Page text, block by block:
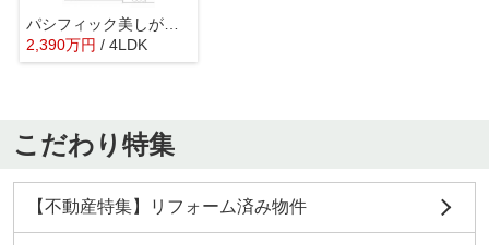
パシフィック美しが丘壱番街
2,390万円 / 4LDK
こだわり特集
【不動産特集】リフォーム済み物件